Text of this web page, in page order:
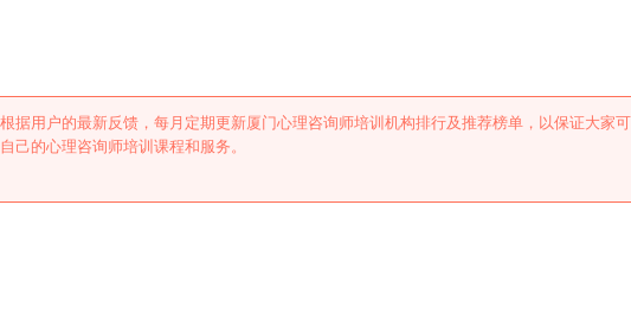
据用户的最新反馈，每月定期更新厦门心理咨询师培训机构排行及推荐榜单，以保证大家
己的心理咨询师培训课程和服务。